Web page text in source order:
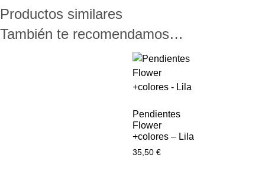
Productos similares
También te recomendamos…
Pendientes
Flower
+colores – Lila
35,50 €